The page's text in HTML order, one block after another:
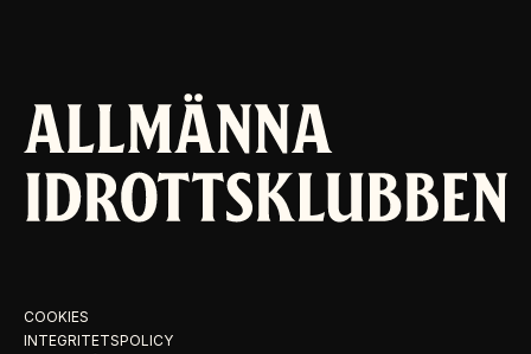
COOKIES
INTEGRITETSPOLICY